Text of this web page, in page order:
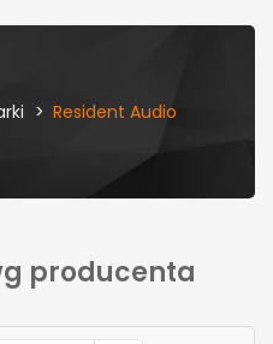
Resident Audio
producenta